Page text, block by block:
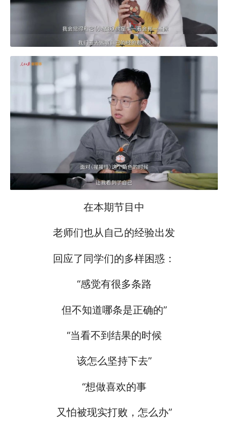
在本期节目中
老师们也从自己的经验出发
回应了同学们的多样困惑：
“感觉有很多条路
但不知道哪条是正确的”
“当看不到结果的时候
该怎么坚持下去”
“想做喜欢的事
又怕被现实打败，怎么办”